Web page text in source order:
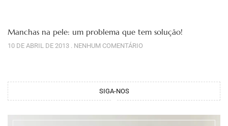
Manchas na pele: um problema que tem solução!
10 DE ABRIL DE 2013 NENHUM COMENTÁRIO
SIGA-NOS